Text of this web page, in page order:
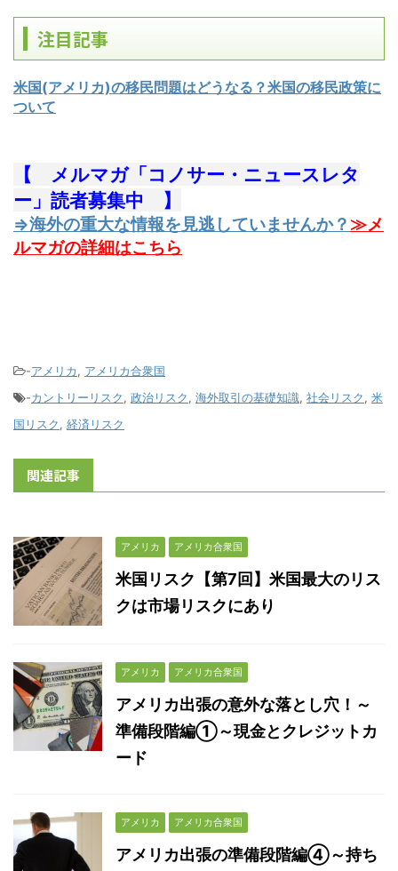
注目記事
米国(アメリカ)の移民問題はどうなる？米国の移民政策に
ついて
【 メルマガ「コノサー・ニュースレタ
ー」読者募集中 】
⇒海外の重大な情報を見逃していませんか？ ≫メ
ルマガの詳細はこちら
-アメリカ, アメリカ合衆国
-カントリーリスク, 政治リスク, 海外取引の基礎知識, 社会リスク, 米
国リスク, 経済リスク
関連記事
アメリカ アメリカ合衆国
米国リスク【第7回】米国最大のリス
クは市場リスクにあり
アメリカ アメリカ合衆国
アメリカ出張の意外な落とし穴！～
準備段階編①～現金とクレジットカ
ード
アメリカ アメリカ合衆国
アメリカ出張の準備段階編④～持ち